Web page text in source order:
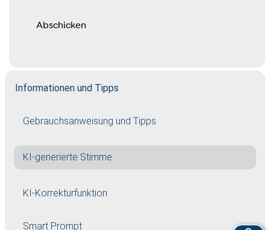
Informationen und Tipps
Gebrauchsanweisung und Tipps
KI-generierte Stimme
KI-Korrekturfunktion
Smart Prompt